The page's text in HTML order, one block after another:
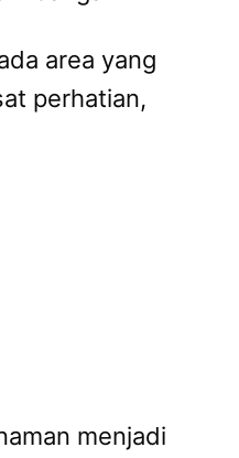
area yang
perhatian,
menjadi